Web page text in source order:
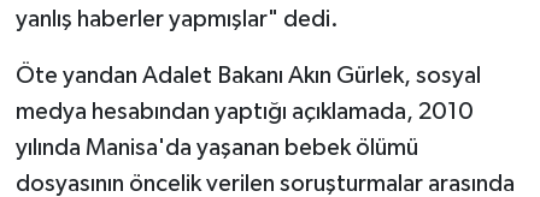
yanlış haberler yapmışlar" dedi.
Öte yandan Adalet Bakanı Akın Gürlek, sosyal
medya hesabından yaptığı açıklamada, 2010
yılında Manisa'da yaşanan bebek ölümü
dosyasının öncelik verilen soruşturmalar arasında